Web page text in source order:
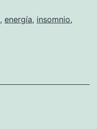
, energía, insomnio,